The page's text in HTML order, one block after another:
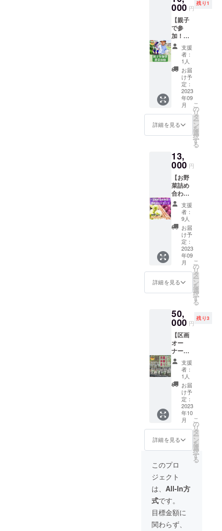
に”実際
に野菜
が育つ
様子”を
観察し
てみて
はいか
がで
しょう
か？プ
ロの農
家さん
のアド
バイス
も受け
ながら
ので、
初めて
の方で
も安心
して栽
培する
ことが
できま
す。 夏
休みの
自由研
究(観察
日記)な
どにも
お役立
だける
内容で
容］ ・
プラン
ターの
大きさ
(24セン
チx15セ
ンチx11
センチ)
・土壌
改良剤
入りの
土(自然
土、改
良剤)や
重量
4kg ・
使用方
扱説明
書有り
・種の
種類ラ
ディッ
シュ、
サラダ
小松菜
など)や
合計
2.5kg［
例サツ
マイモ
1kg,ゴ
ボウ
500g,玉
ねぎ
1kg］|
宮崎県
クール
便にて
お届け
※季節の
野菜を
詰め合
ます。※
画像は
イメー
ジで
す。 ※
食品表
示はお
届け商
品に表
記され
ます。
000 円
残り1
【親子
で参
加！農
業体
験】 宮
崎県串
間市で
実際に
農業体
験がで
きるリ
ターン
です！
食育の
重要性
が囁か
代で、
実際に
土に触
れ野菜
の収穫
をする
という
経験は
とても
貴重な
もの。
普段何
気なく
食べて
いる野
菜がど
のよう
かを肌
で感じ
ること
のでき
るリ
ターン
です。
［内
容］ ・
親子で
の野菜
の収穫
体験 ・
１支援
当たり
の参加
人数
（大人2
供3人ま
［備
考］ ・
ご希望
の方と
スケ
ジュー
ル調整
支援
者：
1人
お届
け予
定：
2023
年09
月
詳細を見る
こ
の
リ
タ
ー
ン
を
選
択
す
る
13,
000 円
【お野
菜詰め
合わせ3
種類
セッ
ト】 宮
崎県産
土壌改
良剤を
配合し
た土で
育てた
美味し
いお野
菜詰め
合わせ3
セット
合計
4.6kg［
例：サ
ツマイ
モ2kg,
ゴボウ
600g,玉
ねぎ
2kg］|
宮崎県
クール
便にて
お届け
※季節の
野菜を
詰め合
いたし
ます。※
画像は
イメー
ジで
す。 ※
食品表
示はお
届け商
支援
者：
9人
お届
け予
定：
2023
年09
月
詳細を見る
こ
の
リ
タ
ー
ン
を
選
択
す
る
50,
000 円
残り3
【区画
オー
ナー】
宮崎県
串間市
の武田
農園さ
んにご
協力い
ただ
き、農
園の区
画が
「あな
ただけ
の畑」
になり
ます！
作りた
い野菜
などの
打ち合
わせを
メール
等で行
支援
者：
1人
お届
け予
定：
2023
年10
月
詳細を見る
こ
の
リ
タ
ー
ン
を
選
択
す
る
このプロ
ジェクト
は、 All-In方
式です。
目標金額に
関わらず、